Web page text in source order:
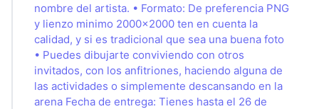
nombre del artista. • Formato: De preferencia PNG
y lienzo minimo 2000x2000 ten en cuenta la
calidad, y si es tradicional que sea una buena foto
• Puedes dibujarte conviviendo con otros
invitados, con los anfitriones, haciendo alguna de
las actividades o simplemente descansando en la
arena Fecha de entrega: Tienes hasta el 26 de